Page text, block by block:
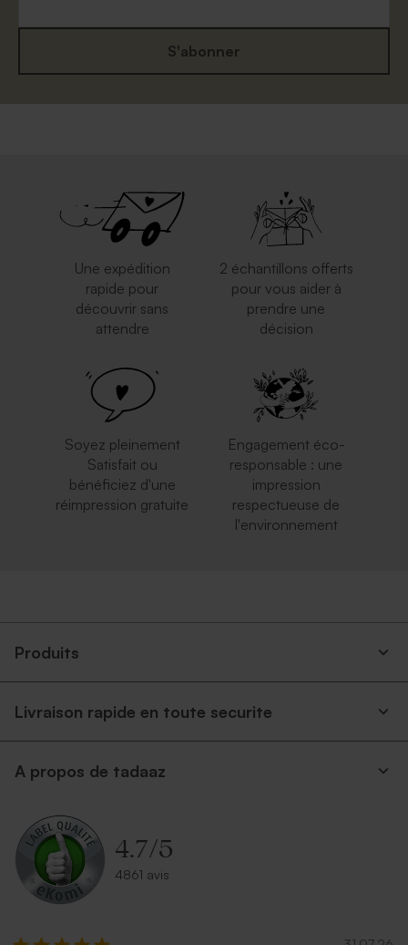
Enveloppe rectangulaire
Enveloppe rose pâle
Enveloppe fête eucalyptus
S'abonner
Une expédition
rapide pour
découvrir sans
attendre
2 échantillons offerts
pour vous aider à
prendre une
décision
Soyez pleinement
Satisfait ou
bénéficiez d'une
réimpression gratuite
Engagement éco-
responsable : une
impression
respectueuse de
l'environnement
Produits
Livraison rapide en toute securite
A propos de tadaaz
4.7/5
4861 avis